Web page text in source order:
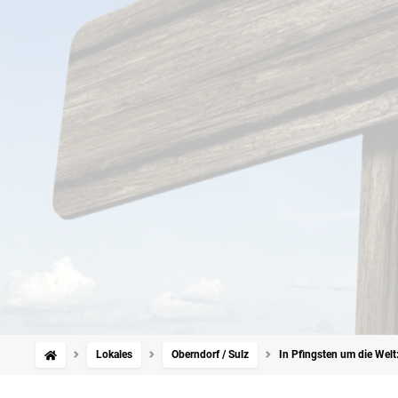
Lokales Oberndorf / Sulz In Pfingsten um die